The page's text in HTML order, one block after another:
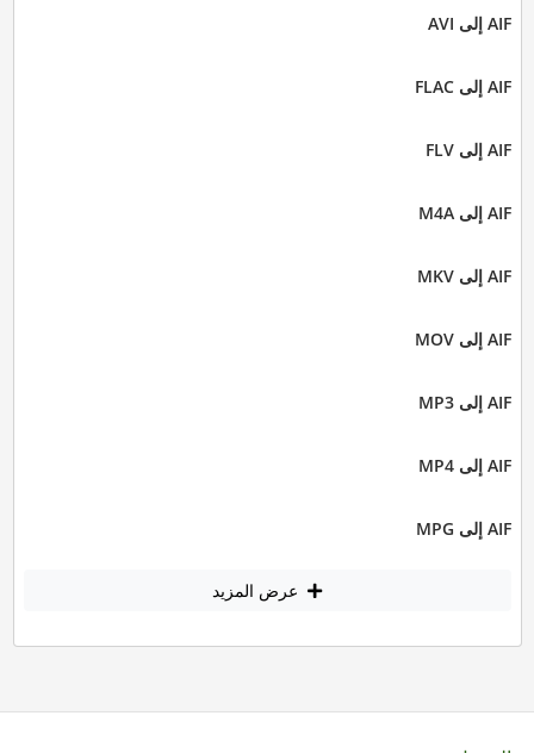
AIF إلى AVI
AIF إلى FLAC
AIF إلى FLV
AIF إلى M4A
AIF إلى MKV
AIF إلى MOV
AIF إلى MP3
AIF إلى MP4
AIF إلى MPG
عرض المزيد